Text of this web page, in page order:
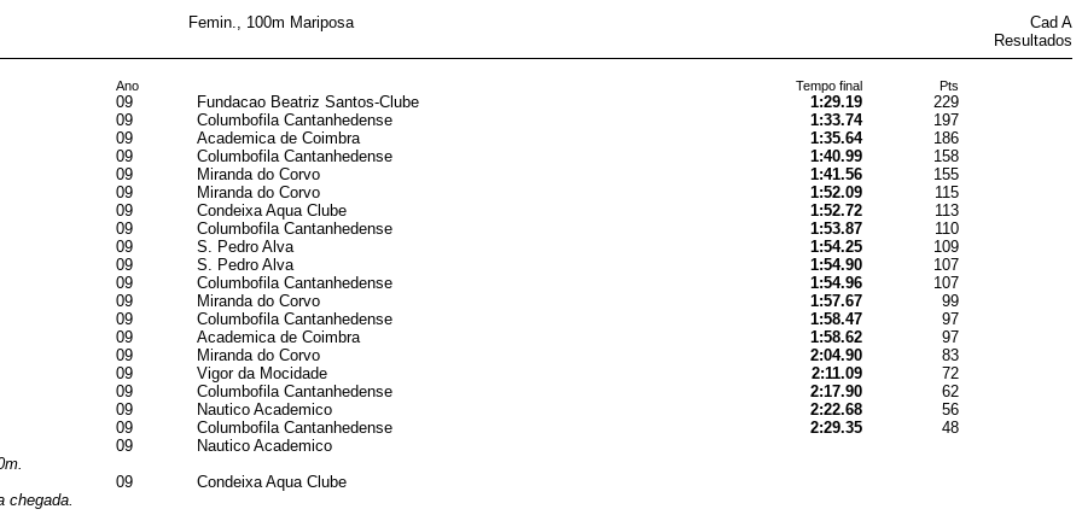
Femin., 100m Mariposa
Cad A
Resultados
Ano Tempo final Pts
09 Fundacao Beatriz Santos-Clube 1:29.19
229
09
Columbofila Cantanhedense 1:33.74
197
09
Academica de Coimbra 1:35.64
186
09
Columbofila Cantanhedense 1:40.99
158
09
Miranda do Corvo 1:41.56
155
09
Miranda do Corvo 1:52.09
115
09
Condeixa Aqua Clube 1:52.72
113
09
Columbofila Cantanhedense 1:53.87
110
09
S. Pedro Alva 1:54.25
109
09
S. Pedro Alva 1:54.90
107
09
Columbofila Cantanhedense 1:54.96
107
09
Miranda do Corvo 1:57.67
99
09
Columbofila Cantanhedense 1:58.47
97
09
Academica de Coimbra 1:58.62
97
09
Miranda do Corvo 2:04.90
83
09
Vigor da Mocidade 2:11.09
72
09
Columbofila Cantanhedense 2:17.90
62
09
Nautico Academico 2:22.68
56
09
Columbofila Cantanhedense 2:29.35
48
09
Nautico Academico
09
Condeixa Aqua Clube
chegada.